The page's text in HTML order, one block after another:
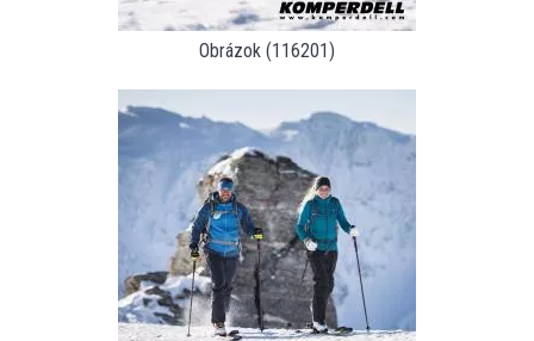
Obrázok (116201)